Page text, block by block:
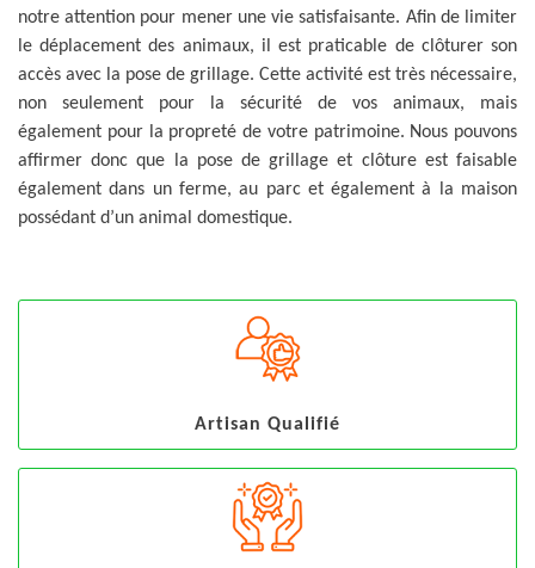
notre attention pour mener une vie satisfaisante. Afin de limiter
le déplacement des animaux, il est praticable de clôturer son
accès avec la pose de grillage. Cette activité est très nécessaire,
non seulement pour la sécurité de vos animaux, mais
également pour la propreté de votre patrimoine. Nous pouvons
affirmer donc que la pose de grillage et clôture est faisable
également dans un ferme, au parc et également à la maison
possédant d’un animal domestique.
Artisan Qualifié